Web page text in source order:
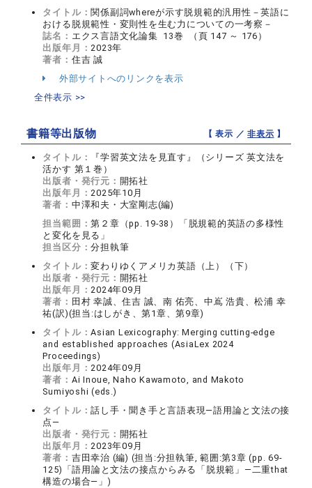
タイトル： 関係副詞whereが示す脱規範的汎用性－英語に
おける脱規範性・変則性を生む力についての一考察－
誌名： エクス言語文化論集 13巻 （頁 147 ～ 176）
出版年月：2023年
著者： 住吉 誠
外部サイトへのリンクを表示
全件表示 >>
書籍等出版物 【 表示 ／非表示 】
タイトル：
『学習英文法を見直す』（シリーズ 英文法を
活かす 第１巻）
出版者・発行元： 開拓社
出版年月：2025年10月
著者： 中澤和夫・大室剛志(編)
担当範囲：第２章（pp. 19-38）「脱規範的英語の多様性
と変化を見る」
担当区分：分担執筆
タイトル：変わりゆくアメリカ英語（上）（下）
出版者・発行元： 開拓社
出版年月：2024年09月
著者： 田村 幸誠、住吉 誠、南 佑亮、中嶌 浩貴、松浦 幸
祐(訳)(担当:はしがき、第1章、第9章)
タイトル：Asian Lexicography: Merging cutting-edge
and established approaches (AsiaLex 2024
Proceedings)
出版年月：2024年09月
著者： Ai Inoue, Naho Kawamoto, and Makoto
Sumiyoshi (eds.)
タイトル：話し手・聞き手と言語表現―語用論と文法の接
点―
出版者・発行元： 開拓社
出版年月：2023年09月
著者： 吉田幸治 (編) (担当:分担執筆, 範囲:第3章 (pp. 69-
125)「語用論と文法の接点からみる「脱規範」―二重that
構造の場合―」)